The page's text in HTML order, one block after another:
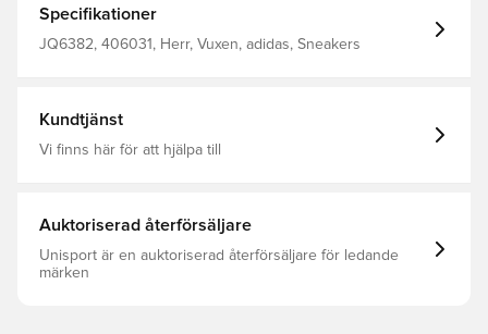
i gummi ger grepp för snabba riktningsförändringar. Med
stretchiga snören är de lätta att ta på och av så att dina
barn kan ta sig ut genom dörren på nolltid. Normal
Specifikationer
JQ6382, 406031, Herr, Vuxen, adidas, Sneakers
Kundtjänst
Vi finns här för att hjälpa till
Auktoriserad återförsäljare
Unisport är en auktoriserad återförsäljare för ledande
märken